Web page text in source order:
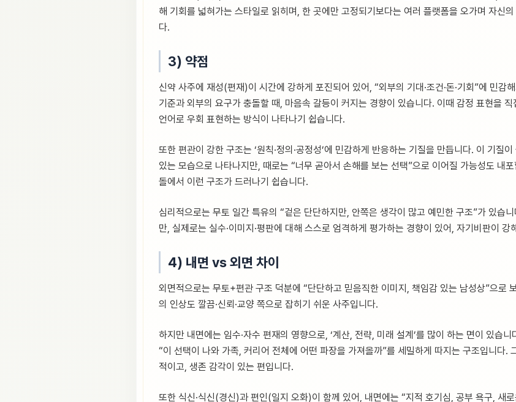
해 기회를 넓혀가는 스타일로 읽히며, 한 곳에만 고정되기보다는 여러 플랫폼을 오가며 자신
다.
3) 약점
신약 사주에 재성(편재)이 시간에 강하게 포진되어 있어, “외부의 기대·조건·돈·기회”에 민감
기준과 외부의 요구가 충돌할 때, 마음속 갈등이 커지는 경향이 있습니다. 이때 감정 표현을
언어로 우회 표현하는 방식이 나타나기 쉽습니다.
또한 편관이 강한 구조는 ‘원칙·정의·공정성’에 민감하게 반응하는 기질을 만듭니다. 이 기질
있는 모습으로 나타나지만, 때로는 “너무 곧아서 손해를 보는 선택”으로 이어질 가능성도 내
돌에서 이런 구조가 드러나기 쉽습니다.
심리적으로는 무토 일간 특유의 “겉은 단단하지만, 안쪽은 생각이 많고 예민한 구조”가 있습
만, 실제로는 실수·이미지·평판에 대해 스스로 엄격하게 평가하는 경향이 있어, 자기비판이 강
4) 내면 vs 외면 차이
외면적으로는 무토+편관 구조 덕분에 “단단하고 믿음직한 이미지, 책임감 있는 남성상”으로
의 인상도 깔끔·신뢰·교양 쪽으로 잡히기 쉬운 사주입니다.
하지만 내면에는 임수·자수 편재의 영향으로, ‘계산, 전략, 미래 설계’를 많이 하는 면이 있습
“이 선택이 나와 가족, 커리어 전체에 어떤 파장을 가져올까”를 세밀하게 따지는 구조입니다.
적이고, 생존 감각이 있는 편입니다.
또한 식신·식신(경신)과 편인(일지 오화)이 함께 있어, 내면에는 “지적 호기심, 공부 욕구, 새